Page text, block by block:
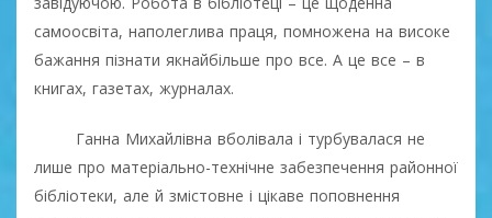
самоосвіта, наполеглива праця, помножена на високе
бажання пізнати якнайбільше про все. А це все – в
книгах, газетах, журналах.
Ганна Михайлівна вболівала і турбувалася не
лише про матеріально-технічне забезпечення районної
бібліотеки, але й змістовне і цікаве поповнення